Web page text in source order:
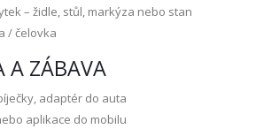
– židle, stůl, markýza nebo stan
/ čelovka
A ZÁBAVA
adaptér do auta
aplikace do mobilu